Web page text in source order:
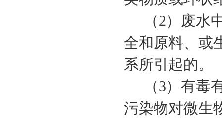
（2）废水
全和原料、或
系所引起的。
（3）有毒
污染物对微生